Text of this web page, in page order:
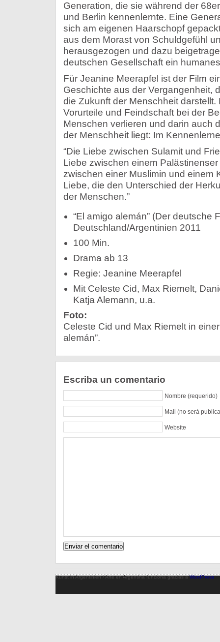
Generation, die sie während der
und Berlin kennenlernte. Eine
sich am eigenen Haarschopf
aus dem Morast von Schuldgefühl
herausgezogen und dazu
deutschen Gesellschaft ein
Für Jeanine Meerapfel ist der Film
Geschichte aus der Vergangenheit,
die Zukunft der Menschheit
Vorurteile und Feindschaft bei der
Menschen verlieren und darin auch
der Menschheit liegt: Im
“Die Liebe zwischen Sulamit und
Liebe zwischen einem
zwischen einer Muslimin und einem
Liebe, die den Unterschied der
der Menschen.”
“El amigo alemán” (Der deutsche
Deutschland/Argentinien 2011
100 Min.
Drama ab 13
Regie: Jeanine Meerapfel
Mit Celeste Cid, Max Riemelt,
Katja Alemann, u.a.
Foto:
Celeste Cid und Max Riemelt in
alemán”.
Escriba un comentario
Nombre (requerido)
Mail (no será
Website
Kunst in Argentinien / Arte en Argentina funciona gracias aWordPress